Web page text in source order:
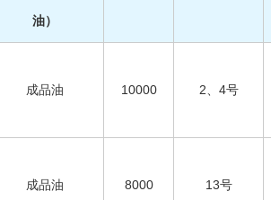
油）
成品油 10000 2、4号
成品油 8000 13号